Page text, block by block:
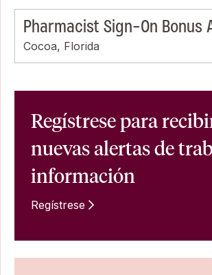
Pharmacist Sign-On Bonus
Cocoa, Florida
Regístrese para
nuevas alertas de
información
Regístrese